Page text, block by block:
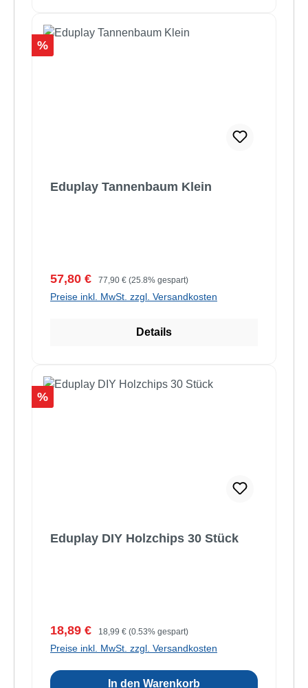
Rabatt
%
Eduplay Tannenbaum Klein
Verkaufspreis:
57,80 € Regulärer Preis:
77,90 € (25.8% gespart)
Preise inkl. MwSt. zzgl. Versandkosten
Details
Rabatt
%
Eduplay DIY Holzchips 30 Stück
Verkaufspreis:
18,89 € Regulärer Preis:
18,99 € (0.53% gespart)
Preise inkl. MwSt. zzgl. Versandkosten
In den Warenkorb